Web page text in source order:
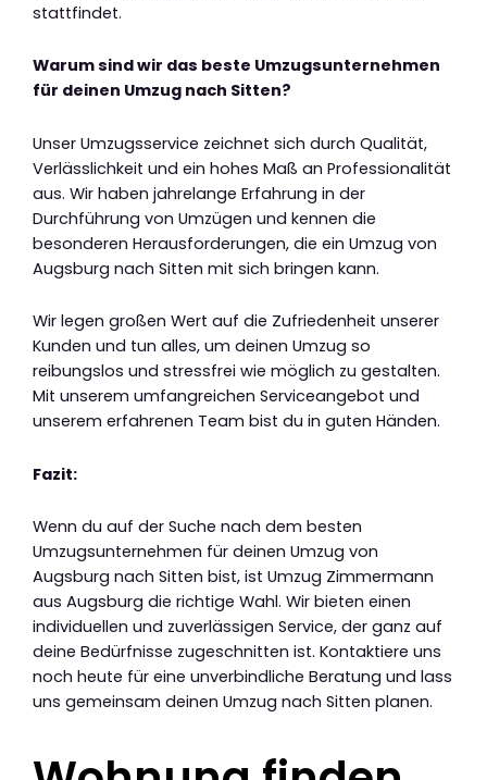
stattfindet.
Warum sind wir das beste Umzugsunternehmen
für deinen Umzug nach Sitten?
Unser Umzugsservice zeichnet sich durch Qualität,
Verlässlichkeit und ein hohes Maß an Professionalität
aus. Wir haben jahrelange Erfahrung in der
Durchführung von Umzügen und kennen die
besonderen Herausforderungen, die ein Umzug von
Augsburg nach Sitten mit sich bringen kann.
Wir legen großen Wert auf die Zufriedenheit unserer
Kunden und tun alles, um deinen Umzug so
reibungslos und stressfrei wie möglich zu gestalten.
Mit unserem umfangreichen Serviceangebot und
unserem erfahrenen Team bist du in guten Händen.
Fazit:
Wenn du auf der Suche nach dem besten
Umzugsunternehmen für deinen Umzug von
Augsburg nach Sitten bist, ist Umzug Zimmermann
aus Augsburg die richtige Wahl. Wir bieten einen
individuellen und zuverlässigen Service, der ganz auf
deine Bedürfnisse zugeschnitten ist. Kontaktiere uns
noch heute für eine unverbindliche Beratung und lass
uns gemeinsam deinen Umzug nach Sitten planen.